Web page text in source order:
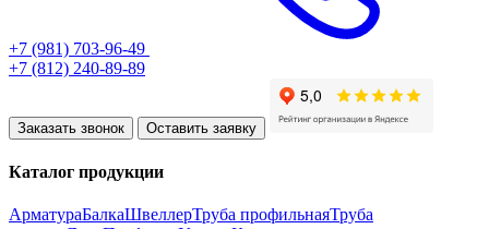
+7 (981) 703-96-49
+7 (812) 240-89-89
Заказать звонок Оставить заявку
Каталог продукции
АрматураБалкаШвеллерТруба профильнаяТруба